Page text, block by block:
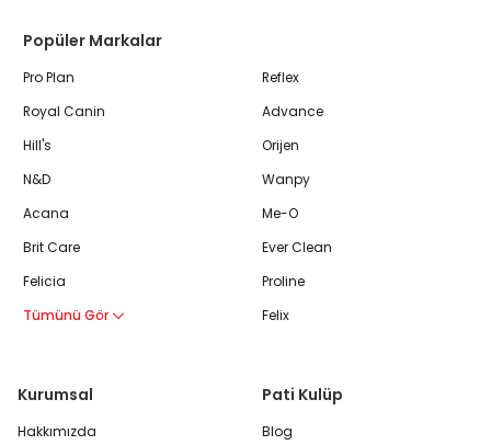
Popüler Markalar
Pro Plan
Royal Canin
Hill's
N&D
Acana
Brit Care
Felicia
Tümünü Gör
Reflex
Advance
Orijen
Wanpy
Me-O
Ever Clean
Proline
Felix
Kurumsal
Hakkımızda
Pati Kulüp
Blog